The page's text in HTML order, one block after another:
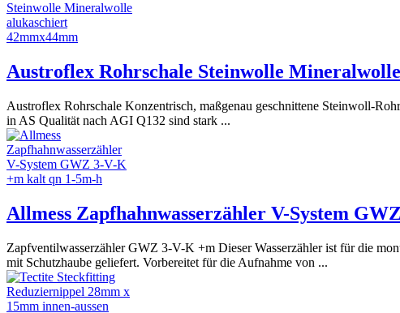
Austroflex Rohrschale Steinwolle
Austroflex Rohrschale Konzentrisch, maßgenau geschnittene Steinwoll-
in AS Qualität nach AGI Q132 sind stark ...
Allmess Zapfhahnwasserzähler V-System
Zapfventilwasserzähler GWZ 3-V-K +m Dieser Wasserzähler ist für die
mit Schutzhaube geliefert. Vorbereitet für die Aufnahme von ...